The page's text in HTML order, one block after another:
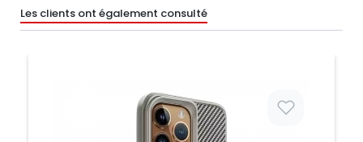
Les clients ont également consulté